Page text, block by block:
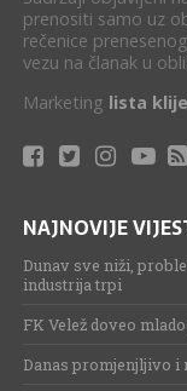
prenositi samo uz
rečenice
vezu na članak u
Marketing lista
NAJNOVIJE
Dunav sve niži,
industrija trpi
FK Velež doveo
Danas promjenjljivo i